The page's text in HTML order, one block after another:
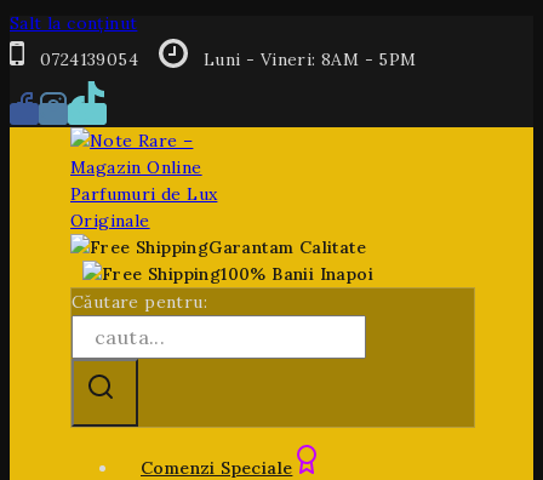
Salt la conținut
0724139054
Luni - Vineri: 8AM - 5PM
Garantam Calitate
100% Banii Inapoi
Căutare pentru:
Comenzi Speciale